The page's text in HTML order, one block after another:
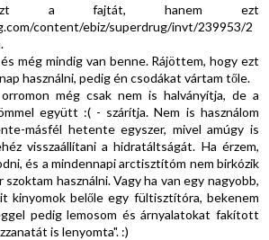
a fajtát, hanem ezt
content/ebiz/superdrug/invt/239953/2
még mindig van benne. Rájöttem, hogy ezt
használni, pedig én csodákat vártam tőle.
még csak nem is halványítja, de a
együtt :( - szárítja. Nem is használom
másfél hetente egyszer, mivel amúgy is
visszaállítani a hidratáltságát. Ha érzem,
és a mindennapi arctisztítóm nem birkózik
használni. Vagy ha van egy nagyobb,
kinyomok belőle egy fültisztítóra, bekenem
pedig lemosom és árnyalatokat fakított
is lenyomta". :)